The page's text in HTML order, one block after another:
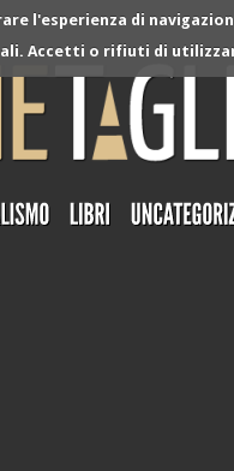
l'esperienza di
Accetti o rifiuti di